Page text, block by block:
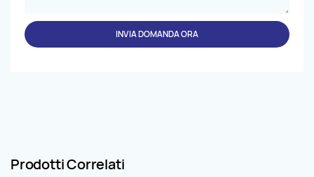
INVIA DOMANDA ORA
Prodotti Correlati